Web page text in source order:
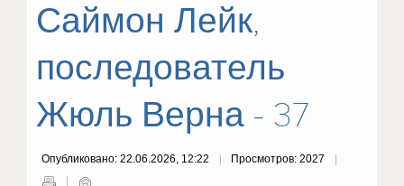
Саймон Лейк,
последователь
Жюль Верна - 37
Опубликовано: 22.06.2026, 12:22 Просмотров: 2027